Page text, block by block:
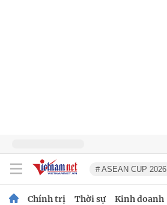
# ASEAN CUP 2026
Chính trị Thời sự Kinh doanh